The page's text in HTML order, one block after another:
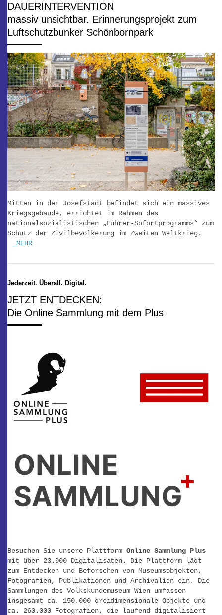
DAUERINTERVENTION
massiv unsichtbar. Erinnerungsprojekt zum
Luftschutzbunker Schönbornpark
Mitten in der Josefstadt befindet sich ein massives
Kriegsgebäude, errichtet im Rahmen des
nationalsozialistischen „Führer-Sofortprogramms“ zum
Schutz der Zivilbevölkerung im Zweiten Weltkrieg.
_MEHR
Jederzeit. Überall. Digital.
JETZT ENTDECKEN:
Die Online Sammlung mit dem Plus
Besuchen Sie unsere Plattform Online Sammlung Plus
mit über 23.000 Digitalisaten. Die Plattform lädt
zum Entdecken und Beforschen von Museumsobjekten,
Fotografien, Publikationen und Archivalien ein. Die
Sammlungen des Volkskundemuseum Wien umfassen
insgesamt ca. 150.000 dreidimensionale Objekte und
ca. 260.000 Fotografien, die laufend digitalisiert